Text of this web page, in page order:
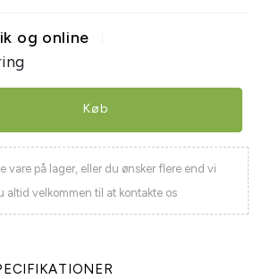
og online
Køb
vare på lager, eller du ønsker flere end vi
altid velkommen til at kontakte os